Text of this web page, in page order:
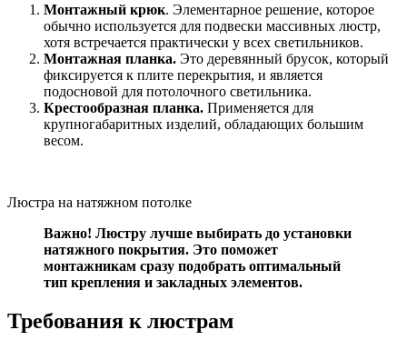
Монтажный крюк. Элементарное решение, которое
обычно используется для подвески массивных люстр,
хотя встречается практически у всех светильников.
Монтажная планка. Это деревянный брусок, который
фиксируется к плите перекрытия, и является
подосновой для потолочного светильника.
Крестообразная планка. Применяется для
крупногабаритных изделий, обладающих большим
весом.
Люстра на натяжном потолке
Важно! Люстру лучше выбирать до установки
натяжного покрытия. Это поможет
монтажникам сразу подобрать оптимальный
тип крепления и закладных элементов.
Требования к люстрам